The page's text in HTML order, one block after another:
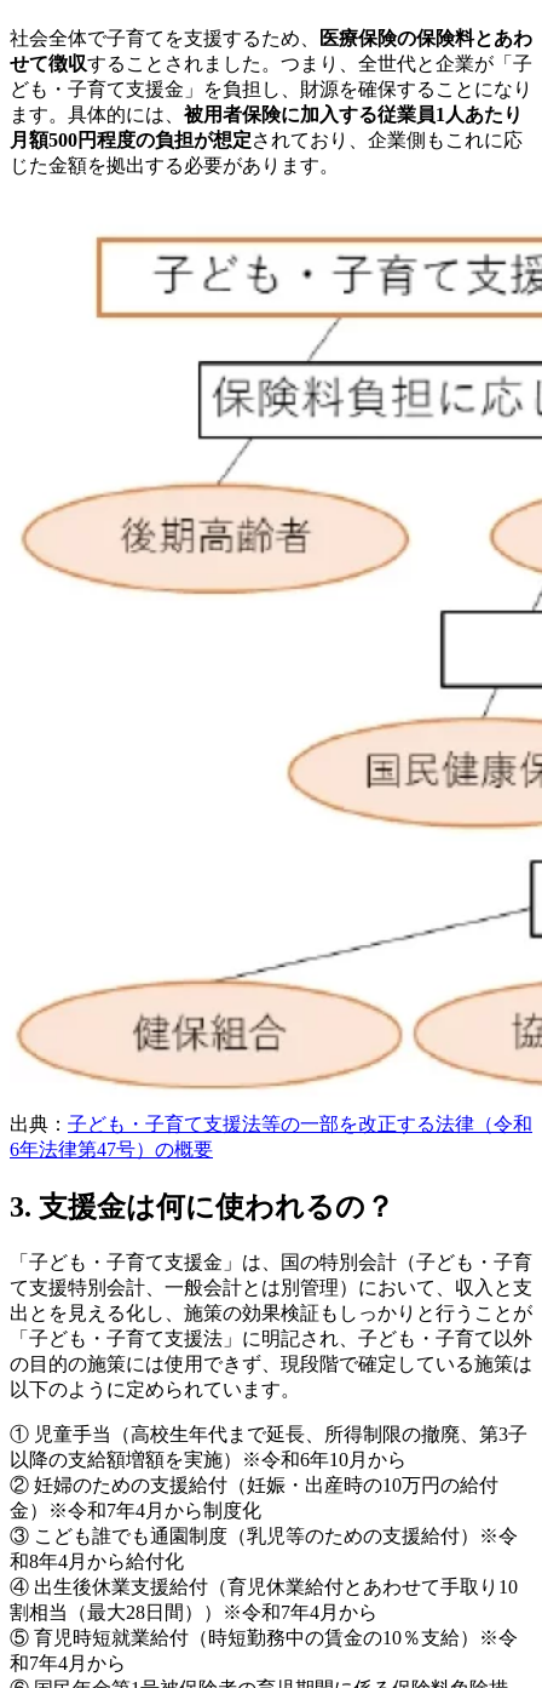
社会全体で子育てを支援するため、
医療保険の保険料とあわ
せて徴収することされました。つまり、全世代と企業が「子
ども・子育て支援金」を負担し、財源を確保することになり
ます。具体的には、 被用者保険に加入する従業員1人あたり
月額500円程度の負担が想定されており、企業側もこれに応
じた金額を拠出する必要があります。
出典： 子ども・子育て支援法等の一部を改正する法律（令和
6年法律第47号）の概要
3. 支援金は何に使われるの？
「子ども・子育て支援金」は、国の特別会計（子ども・子育
て支援特別会計、一般会計とは別管理）において、収入と支
出とを見える化し、施策の効果検証もしっかりと行うことが
「子ども・子育て支援法」に明記され、子ども・子育て以外
の目的の施策には使用できず、現段階で確定している施策は
以下のように定められています。
① 児童手当（高校生年代まで延長、所得制限の撤廃、第3子
以降の支給額増額を実施）※令和6年10月から
② 妊婦のための支援給付（妊娠・出産時の10万円の給付
金）※令和7年4月から制度化
③ こども誰でも通園制度（乳児等のための支援給付）※令
和8年4月から給付化
④ 出生後休業支援給付（育児休業給付とあわせて手取り10
割相当（最大28日間））※令和7年4月から
⑤ 育児時短就業給付（時短勤務中の賃金の10％支給）※令
和7年4月から